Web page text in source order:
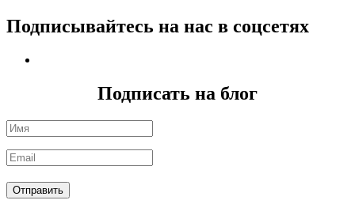
Подписывайтесь на нас в соцсетях
Подписать на блог